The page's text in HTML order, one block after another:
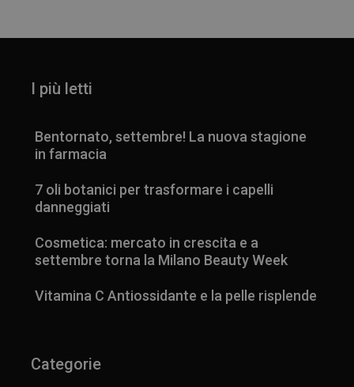
I più letti
Bentornato, settembre! La nuova stagione
in farmacia
7 oli botanici per trasformare i capelli
danneggiati
Cosmetica: mercato in crescita e a
settembre torna la Milano Beauty Week
Vitamina C Antiossidante e la pelle risplende
Categorie